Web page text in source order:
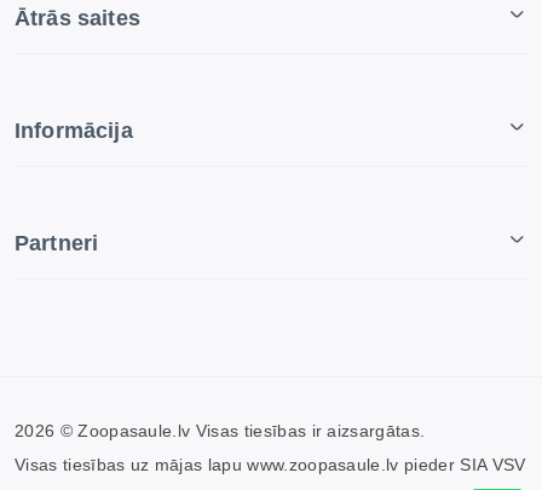
Ātrās saites
Informācija
Partneri
2026 © Zoopasaule.lv Visas tiesības ir aizsargātas.
Visas tiesības uz mājas lapu www.zoopasaule.lv pieder SIA VSV